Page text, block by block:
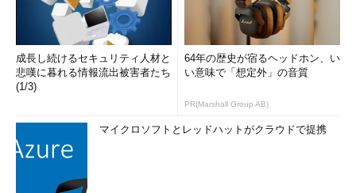
成長し続けるセキュリティ人材と
悲嘆に暮れる情報流出被害者たち
(1/3)
64年の歴史が宿るヘッドホン、い
い意味で「想定外」の音質
PR(Marshall Group AB)
マイクロソフトとレッドハットがクラウドで提携